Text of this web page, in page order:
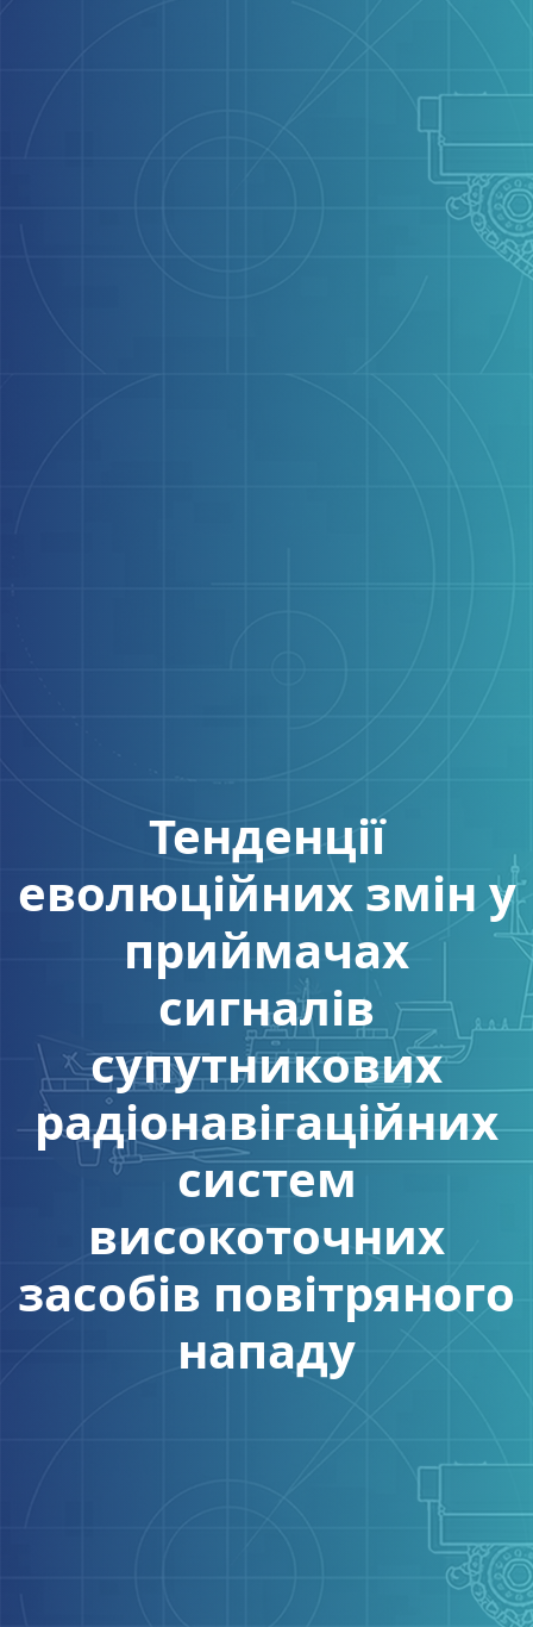
Тенденції
еволюційних змін у
приймачах
сигналів
супутникових
радіонавігаційних
систем
високоточних
засобів повітряного
нападу